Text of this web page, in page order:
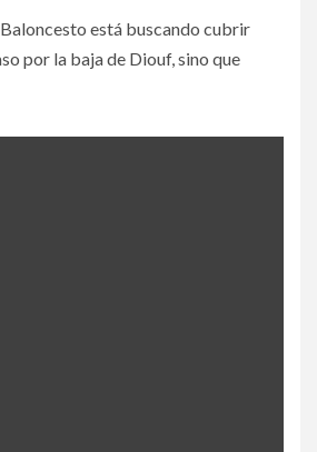
está buscando cubrir
por la baja de Diouf, sino que